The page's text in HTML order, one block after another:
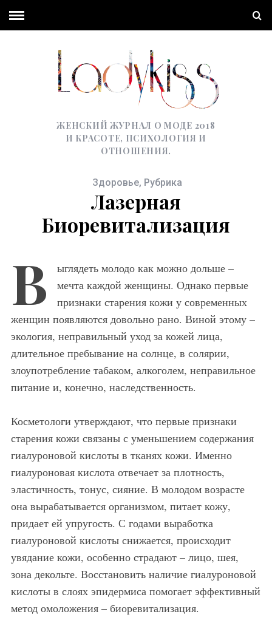
ЖЕНСКИЙ ЖУРНАЛ О МОДЕ 2018
И КРАСОТЕ, ПСИХОЛОГИЯ И
ОТНОШЕНИЯ.
Здоровье, Рубрика
Лазерная
Биоревитализация
В
ыглядеть молодо как можно дольше –
мечта каждой женщины. Однако первые
признаки старения кожи у современных
женщин появляются довольно рано. Виной этому –
экология, неправильный уход за кожей лица,
длительное пребывание на солнце, в солярии,
злоупотребление табаком, алкоголем, неправильное
питание и, конечно, наследственность.
Косметологи утверждают, что первые признаки
старения кожи связаны с уменьшением содержания
гиалуроновой кислоты в тканях кожи. Именно
гиалуроновая кислота отвечает за плотность,
эластичность, тонус, сияние. В молодом возрасте
она вырабатывается организмом, питает кожу,
придает ей упругость. С годами выработка
гиалуроновой кислоты снижается, происходит
увядание кожи, особенно страдают – лицо, шея,
зона декольте. Восстановить наличие гиалуроновой
кислоты в слоях эпидермиса помогает эффективный
метод омоложения – биоревитализация.